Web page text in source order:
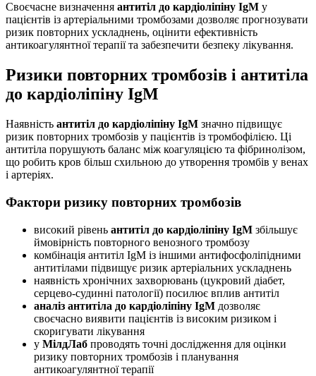
Своєчасне визначення антитіл до кардіоліпіну IgM у
пацієнтів із артеріальними тромбозами дозволяє прогнозувати
ризик повторних ускладнень, оцінити ефективність
антикоагулянтної терапії та забезпечити безпеку лікування.
Ризики повторних тромбозів і антитіла
до кардіоліпіну IgM
Наявність антитіл до кардіоліпіну IgM значно підвищує
ризик повторних тромбозів у пацієнтів із тромбофілією. Ці
антитіла порушують баланс між коагуляцією та фібринолізом,
що робить кров більш схильною до утворення тромбів у венах
і артеріях.
Фактори ризику повторних тромбозів
високий рівень антитіл до кардіоліпіну IgM збільшує
ймовірність повторного венозного тромбозу
комбінація антитіл IgM із іншими антифосфоліпідними
антитілами підвищує ризик артеріальних ускладнень
наявність хронічних захворювань (цукровий діабет,
серцево-судинні патології) посилює вплив антитіл
аналіз антитіла до кардіоліпіну IgM дозволяє
своєчасно виявити пацієнтів із високим ризиком і
скоригувати лікування
у МілдЛаб проводять точні дослідження для оцінки
ризику повторних тромбозів і планування
антикоагулянтної терапії